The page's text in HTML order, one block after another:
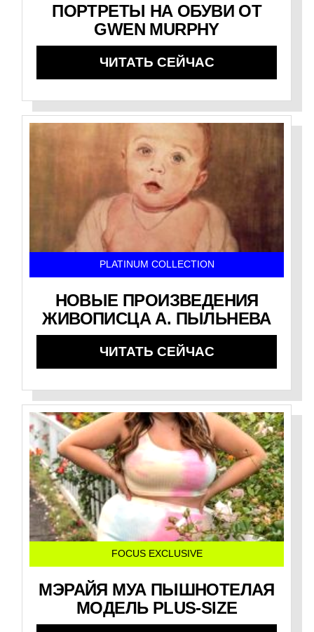
ПОРТРЕТЫ НА ОБУВИ ОТ
GWEN MURPHY
ЧИТАТЬ СЕЙЧАС
PLATINUM COLLECTION
НОВЫЕ ПРОИЗВЕДЕНИЯ
ЖИВОПИСЦА А. ПЫЛЬНЕВА
ЧИТАТЬ СЕЙЧАС
FOCUS EXCLUSIVE
МЭРАЙЯ МУА ПЫШНОТЕЛАЯ
МОДЕЛЬ PLUS-SIZE